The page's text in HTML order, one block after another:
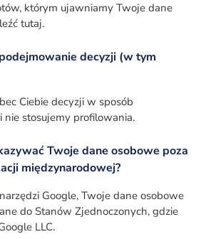
którym ujawniamy Twoje dane
tutaj.
decyzji (w tym
Ciebie decyzji w sposób
stosujemy profilowania.
Twoje dane osobowe poza
międzynarodowej?
Google, Twoje dane osobowe
do Stanów Zjednoczonych, gdzie
LLC.